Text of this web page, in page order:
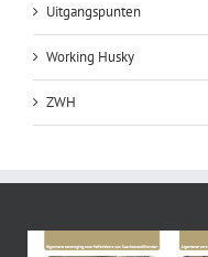
Uitgangspunten
Working Husky
ZWH